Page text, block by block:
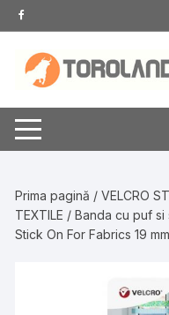
Skip
to
content
Prima pagină /VELCRO
TEXTILE / Banda cu puf si
Stick On For Fabrics 19